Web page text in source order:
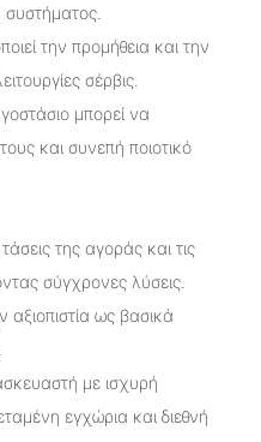
την προμήθεια και την
σέρβις.
μπορεί να
και συνεπή ποιοτικό
της αγοράς και τις
σύγχρονες λύσεις.
ως βασικά
με ισχυρή
εγχώρια και διεθνή